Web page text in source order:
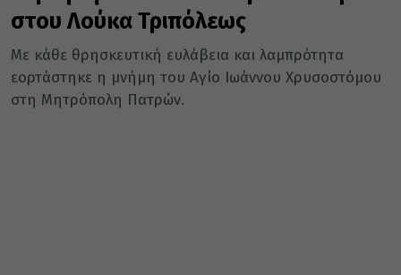
στου Λούκα Τριπόλεως
Με κάθε θρησκευτική ευλάβεια και λαμπρότητα
εορτάστηκε η μνήμη του Αγίο Ιωάννου Χρυσοστόμου
στη Μητρόπολη Πατρών.